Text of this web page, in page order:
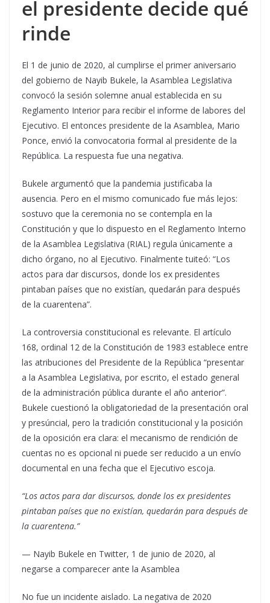
el presidente decide qué
rinde
El 1 de junio de 2020, al cumplirse el primer aniversario
del gobierno de Nayib Bukele, la Asamblea Legislativa
convocó la sesión solemne anual establecida en su
Reglamento Interior para recibir el informe de labores del
Ejecutivo. El entonces presidente de la Asamblea, Mario
Ponce, envió la convocatoria formal al presidente de la
República. La respuesta fue una negativa.
Bukele argumentó que la pandemia justificaba la
ausencia. Pero en el mismo comunicado fue más lejos:
sostuvo que la ceremonia no se contempla en la
Constitución y que lo dispuesto en el Reglamento Interno
de la Asamblea Legislativa (RIAL) regula únicamente a
dicho órgano, no al Ejecutivo. Finalmente tuiteó: “Los
actos para dar discursos, donde los ex presidentes
pintaban países que no existían, quedarán para después
de la cuarentena”.
La controversia constitucional es relevante. El artículo
168, ordinal 12 de la Constitución de 1983 establece entre
las atribuciones del Presidente de la República “presentar
a la Asamblea Legislativa, por escrito, el estado general
de la administración pública durante el año anterior”.
Bukele cuestionó la obligatoriedad de la presentación oral
y presúncial, pero la tradición constitucional y la posición
de la oposición era clara: el mecanismo de rendición de
cuentas no es opcional ni puede ser reducido a un envío
documental en una fecha que el Ejecutivo escoja.
“Los actos para dar discursos, donde los ex presidentes
pintaban países que no existían, quedarán para después de
la cuarentena.”
— Nayib Bukele en Twitter, 1 de junio de 2020, al
negarse a comparecer ante la Asamblea
No fue un incidente aislado. La negativa de 2020